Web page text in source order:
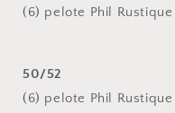
(6) pelote Phil Rustique
50/52
(6) pelote Phil Rustique